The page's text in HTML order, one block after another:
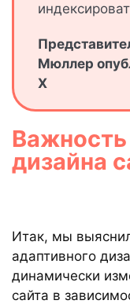
Мюллер
X
Важность
дизайна
Итак, мы
адаптивного
динамически
сайта в